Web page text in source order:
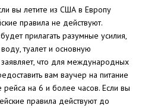
вы летите из США в Европу
правила не действуют.
прилагать разумные усилия,
туалет и основную
что для международных
вам ваучер на питание
рейса на 6 и более часов. Если вы
правила действуют до